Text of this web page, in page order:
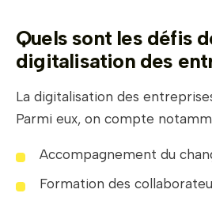
Quels sont les défis
digitalisation des
La digitalisation des
Parmi eux, on compte
Accompagnement du
Formation des